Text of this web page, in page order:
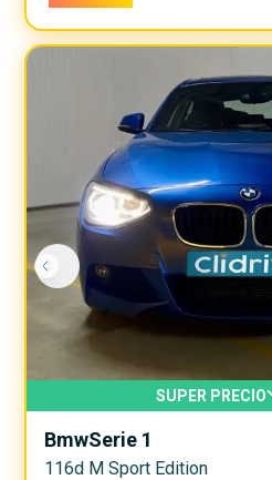
SUPER PRECIO
BmwSerie 1
116d M Sport Edition